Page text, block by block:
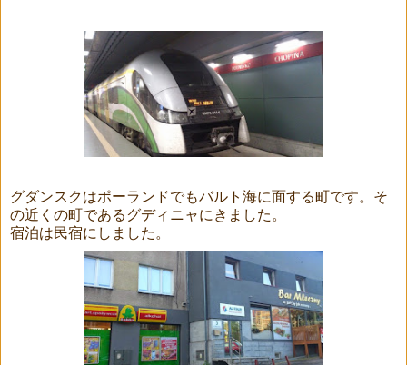
グダンスクはポーランドでもバルト海に面する町です。そ
の近くの町であるグディニャにきました。
宿泊は民宿にしました。